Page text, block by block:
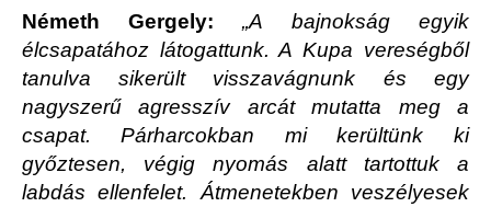
Németh Gergely:„A bajnokság egyik
élcsapatához látogattunk. A Kupa vereségből
tanulva sikerült visszavágnunk és egy
nagyszerű agresszív arcát mutatta meg a
csapat. Párharcokban mi kerültünk ki
győztesen, végig nyomás alatt tartottuk a
labdás ellenfelet. Átmenetekben veszélyesek